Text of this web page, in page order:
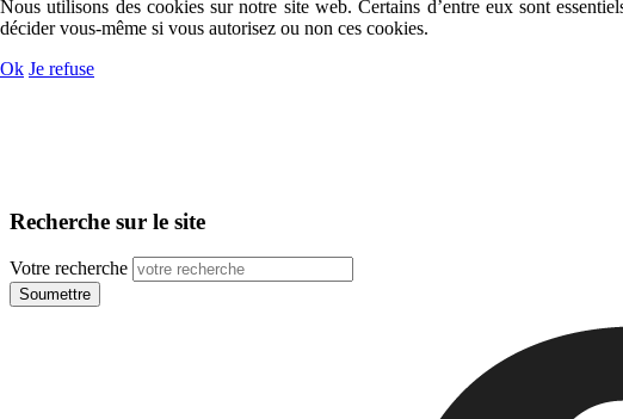
Recherche sur le site
Votre recherche
Soumettre
Nous utilisons des cookies sur notre site web. Certains d’entre eux sont
décider vous-même si vous autorisez ou non ces cookies.
Ok Je refuse